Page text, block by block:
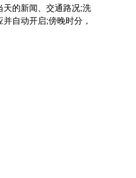
的新闻、交通路况;洗
自动开启;傍晚时分，